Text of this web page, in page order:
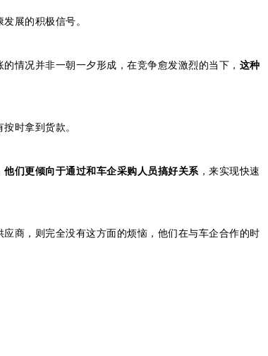
展的积极信号。
情况并非一朝一夕形成，在竞争愈发激烈的当下， 这种
时拿到货款。
他们更倾向于通过和车企采购人员搞好关系 ，来实现快速
商，则完全没有这方面的烦恼，他们在与车企合作的时